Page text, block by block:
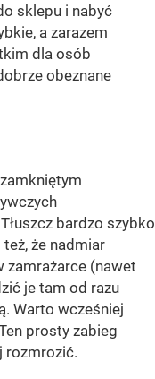
sklepu i nabyć
a zarazem
dla osób
obeznane
bardzo szybko
że nadmiar
zamrażarce (nawet
je tam od razu
Warto wcześniej
prosty zabieg
rozmrozić.